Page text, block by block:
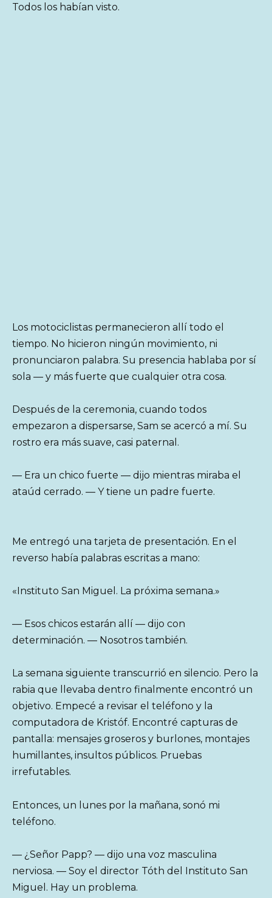
Todos los habían visto.
Los motociclistas permanecieron allí todo el
tiempo. No hicieron ningún movimiento, ni
pronunciaron palabra. Su presencia hablaba por sí
sola — y más fuerte que cualquier otra cosa.
Después de la ceremonia, cuando todos
empezaron a dispersarse, Sam se acercó a mí. Su
rostro era más suave, casi paternal.
— Era un chico fuerte — dijo mientras miraba el
ataúd cerrado. — Y tiene un padre fuerte.
Me entregó una tarjeta de presentación. En el
reverso había palabras escritas a mano:
«Instituto San Miguel. La próxima semana.»
— Esos chicos estarán allí — dijo con
determinación. — Nosotros también.
La semana siguiente transcurrió en silencio. Pero la
rabia que llevaba dentro finalmente encontró un
objetivo. Empecé a revisar el teléfono y la
computadora de Kristóf. Encontré capturas de
pantalla: mensajes groseros y burlones, montajes
humillantes, insultos públicos. Pruebas
irrefutables.
Entonces, un lunes por la mañana, sonó mi
teléfono.
— ¿Señor Papp? — dijo una voz masculina
nerviosa. — Soy el director Tóth del Instituto San
Miguel. Hay un problema.